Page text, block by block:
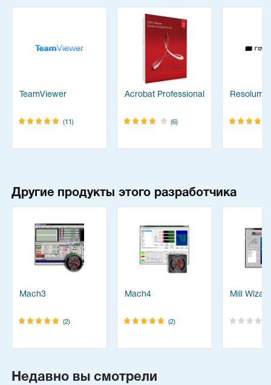
TeamViewer
(11)
Acrobat Professional
(6)
Resolume
Другие продукты этого разработчика
Mach3
(2)
Mach4
(2)
Mill Wizard
Недавно вы смотрели